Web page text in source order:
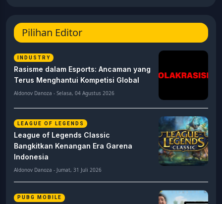
Pilihan Editor
INDUSTRY
Rasisme dalam Esports: Ancaman yang
Terus Menghantui Kompetisi Global
Aldonov Danoza - Selasa, 04 Agustus 2026
LEAGUE OF LEGENDS
League of Legends Classic
Bangkitkan Kenangan Era Garena
Indonesia
Aldonov Danoza - Jumat, 31 Juli 2026
PUBG MOBILE